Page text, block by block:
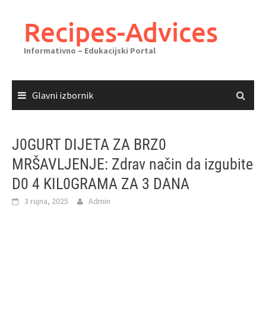
sadržajaRecipes-Advices
Informativno – Edukacijski Portal
Glavni izbornik
J0GURT DIJETA ZA BRZ0
MRŠAVLJENJE: Zdrav način da izgubite
D0 4 KIL0GRAMA ZA 3 DANA
3 rujna, 2025 Admin